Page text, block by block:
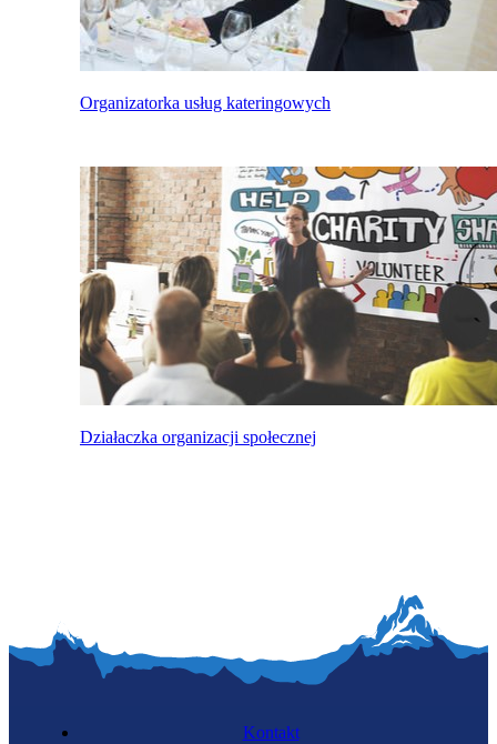
Organizatorka usług kateringowych
Działaczka organizacji społecznej
Kontakt